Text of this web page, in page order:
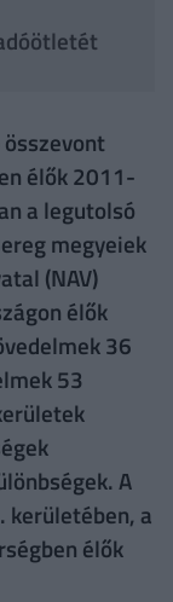
élők 2011-
a legutolsó
megyeiek
(NAV)
élők
36
53
A
kerületében, a
élők